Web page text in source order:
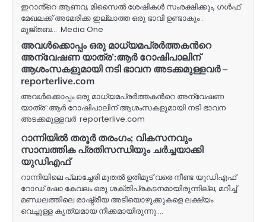
ഇറാൻ്റെ ആണവ, മിസൈല്‍ ശേഷികള്‍ സംരക്ഷിക്കും, ഗള്‍ഫ്
മേഖലക്ക് അമേരിക്ക ഇല്ലാത്ത ഒരു ഭാവി ഉണ്ടാകും :
മുജ്തബ… Media One
അവള്‍ക്കൊപ്പം ഒരു മാധ്യമപ്രര്‍ത്തകന്‍റെ
അന്വേഷണ യാത്ര’:ആര്‍ റോഷിപാലിന്
ആശംസകളുമായി നടി ഭാവന അടക്കമുള്ളവര്‍ –
reporterlive.com
അവള്‍ക്കൊപ്പം ഒരു മാധ്യമപ്രര്‍ത്തകന്‍റെ അന്വേഷണ
യാത്ര’:ആര്‍ റോഷിപാലിന് ആശംസകളുമായി നടി ഭാവന
അടക്കമുള്ളവര്‍ reporterlive.com
റാന്നിയിൽ തരൂർ തരംഗം; വികസനവും
സാമ്പത്തിക പ്രതിസന്ധിയും ചർച്ചയാക്കി
യുഡിഎഫ്
റാന്നിയിലെ പ്ലാച്ചേരി മുതൽ ഉതിമൂട് വരെ നീണ്ട യുഡിഎഫ്
റോഡ് ഷോ കേവലം ഒരു ശക്തിപ്രകടനമായിരുന്നില്ല, മറിച്ച്
മണ്ഡലത്തിലെ രാഷ്ട്രീയ അടിയൊഴുക്കുകളെ ലക്ഷ്യം
വെച്ചുള്ള കൃത്യമായ നീക്കമായിരുന്നു.…